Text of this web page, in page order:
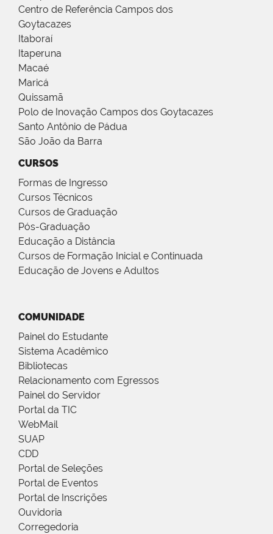
Centro de Referência Campos dos
Goytacazes
Itaboraí
Itaperuna
Macaé
Maricá
Quissamã
Polo de Inovação Campos dos Goytacazes
Santo Antônio de Pádua
São João da Barra
CURSOS
Formas de Ingresso
Cursos Técnicos
Cursos de Graduação
Pós-Graduação
Educação a Distância
Cursos de Formação Inicial e Continuada
Educação de Jovens e Adultos
COMUNIDADE
Painel do Estudante
Sistema Acadêmico
Bibliotecas
Relacionamento com Egressos
Painel do Servidor
Portal da TIC
WebMail
SUAP
CDD
Portal de Seleções
Portal de Eventos
Portal de Inscrições
Ouvidoria
Corregedoria